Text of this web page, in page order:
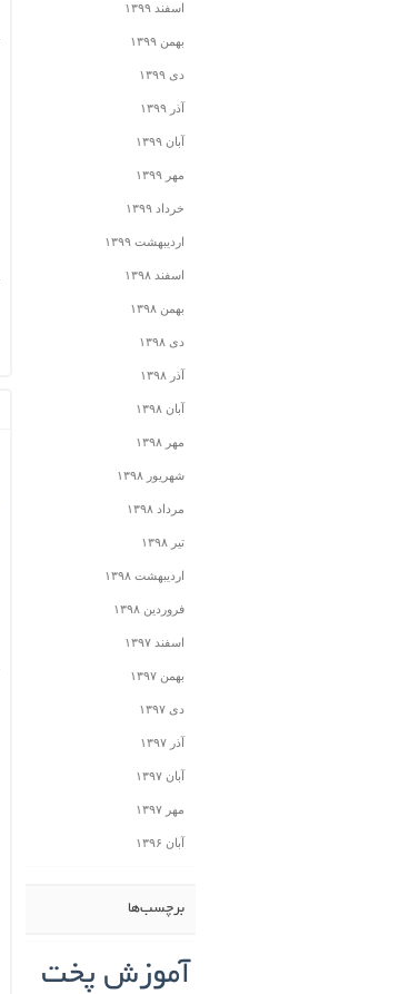
اسفند ۱۳۹۹
بهمن ۱۳۹۹
دی ۱۳۹۹
آذر ۱۳۹۹
آبان ۱۳۹۹
مهر ۱۳۹۹
خرداد ۱۳۹۹
اردیبهشت ۱۳۹۹
اسفند ۱۳۹۸
بهمن ۱۳۹۸
دی ۱۳۹۸
آذر ۱۳۹۸
آبان ۱۳۹۸
مهر ۱۳۹۸
شهریور ۱۳۹۸
مرداد ۱۳۹۸
تیر ۱۳۹۸
اردیبهشت ۱۳۹۸
فروردین ۱۳۹۸
اسفند ۱۳۹۷
بهمن ۱۳۹۷
دی ۱۳۹۷
آذر ۱۳۹۷
آبان ۱۳۹۷
مهر ۱۳۹۷
آبان ۱۳۹۶
برچسب‌ها
آموزش پخت